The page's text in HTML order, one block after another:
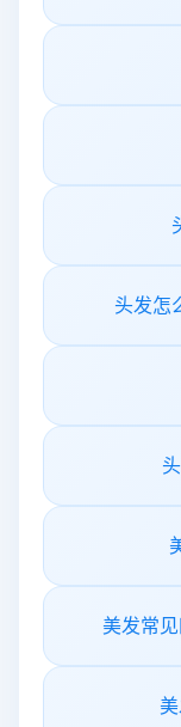
头发怎
美发常